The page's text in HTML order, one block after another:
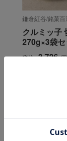
鎌倉紅谷/銘菓百
クルミッ子
270g×3袋セ
税込 3,726 円
お届け遅